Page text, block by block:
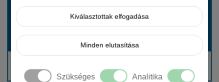
Kiválasztottak elfogadása
Minden elutasítása
Szükséges Analitika
Hívjon bennünket!
Induló bérleti díj:
Kérjen visszahívást!